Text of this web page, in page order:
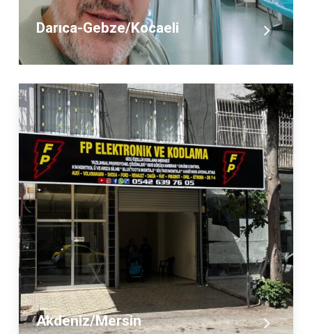
Darıca-Gebze/Kocaeli
Akdeniz/Mersin